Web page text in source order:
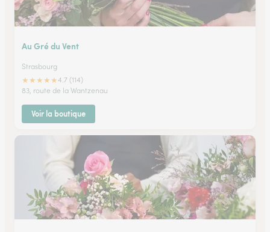
Au Gré du Vent
Strasbourg
★★★★★4.7 (114)
83, route de la Wantzenau
Voir la boutique